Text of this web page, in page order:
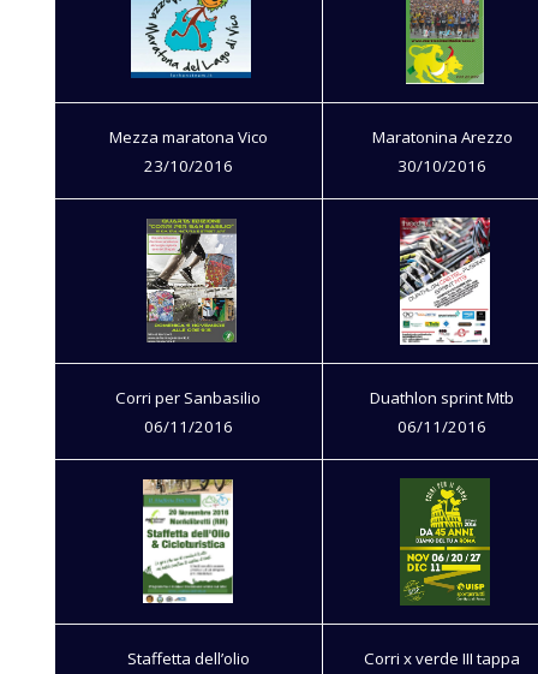
Mezza maratona Vico
23/10/2016
Maratonina Arezzo
30/10/2016
Corri per Sanbasilio
06/11/2016
Duathlon sprint Mtb
06/11/2016
Staffetta dell’olio
Corri x verde III tappa